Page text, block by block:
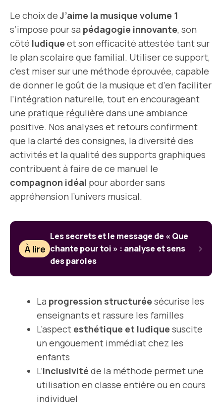
Le choix deJ’aime la musique volume 1
s’impose pour sa pédagogie innovante, son
côté ludique et son efficacité attestée tant sur
le plan scolaire que familial. Utiliser ce support,
c’est miser sur une méthode éprouvée, capable
de donner le goût de la musique et d’en faciliter
l’intégration naturelle, tout en encourageant
une pratique régulière dans une ambiance
positive. Nos analyses et retours confirment
que la clarté des consignes, la diversité des
activités et la qualité des supports graphiques
contribuent à faire de ce manuel le
compagnon idéal pour aborder sans
appréhension l’univers musical.
À lire
Les secrets et le message de « Que
chante pour toi » : analyse et sens
des paroles
La progression structurée sécurise les
enseignants et rassure les familles
L’aspect esthétique et ludique suscite
un engouement immédiat chez les
enfants
L’inclusivité de la méthode permet une
utilisation en classe entière ou en cours
individuel